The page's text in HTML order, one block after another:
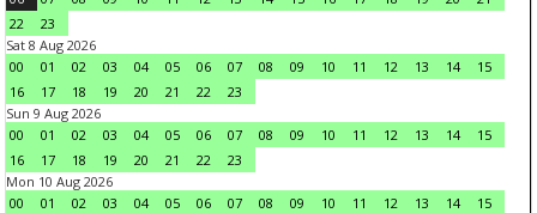
22
23
Sat 8 Aug 2026
00
01 02 03 04 05 06 07 08 09 10 11 12 13 14
15
16
17 18 19 20 21 22
23
Sun 9 Aug 2026
00
01 02 03 04 05 06 07 08 09 10 11 12 13 14
15
16
17 18 19 20 21 22
23
Mon 10 Aug 2026
00
01 02 03 04 05 06 07 08 09 10 11 12 13 14
15